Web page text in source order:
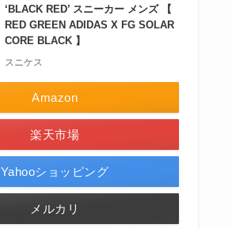
‘BLACK RED’ スニーカー メンズ 【
RED GREEN ADIDAS X FG SOLAR
CORE BLACK 】
スニケス
Amazon
楽天市場
Yahooショッピング
メルカリ